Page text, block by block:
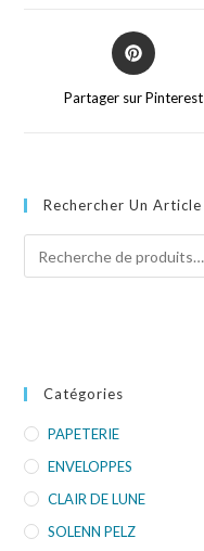
Partager sur Pinterest
Rechercher Un Article
Catégories
PAPETERIE
ENVELOPPES
CLAIR DE LUNE
SOLENN PELZ